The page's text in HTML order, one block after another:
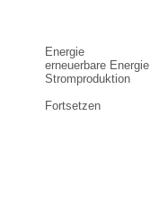
Energie
erneuerbare Energie
Stromproduktion
Fortsetzen